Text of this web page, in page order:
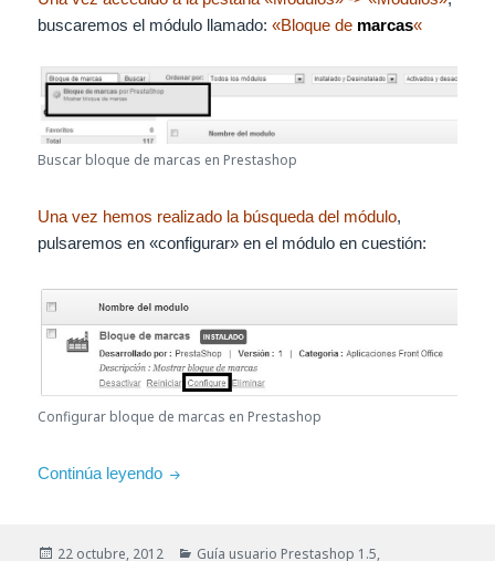
buscaremos el módulo llamado:«Bloque de marcas«
Buscar bloque de marcas en Prestashop
Una vez hemos realizado la búsqueda del módulo,
pulsaremos en «configurar» en el módulo en cuestión:
Configurar bloque de marcas en Prestashop
Continúa leyendo Guía – Configurar el bloque de marcas en
Publicado
22 octubre, 2012 Categorías
Guía usuario Prestashop 1.5,